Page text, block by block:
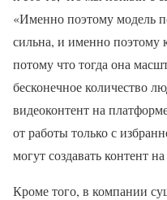
«Именно поэтому модель
сильна, и именно поэтому
потому что тогда она
бесконечное количество
видеоконтент на
от работы только с
могут создавать контент
Кроме того, в компании